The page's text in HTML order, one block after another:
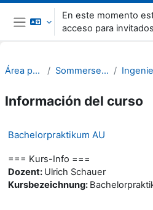
Salta al contenido principal
Panel lateral
En este momento
acceso para invitados
Área personal Sommersemester 22
Información del curso
Bachelorpraktikum AU
=== Kurs-Info ===
Dozent: Ulrich Schauer
Kursbezeichnung: